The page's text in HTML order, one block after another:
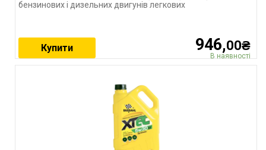
бензинових і дизельних двигунів легкових
946,00₴
В наявності
Купити